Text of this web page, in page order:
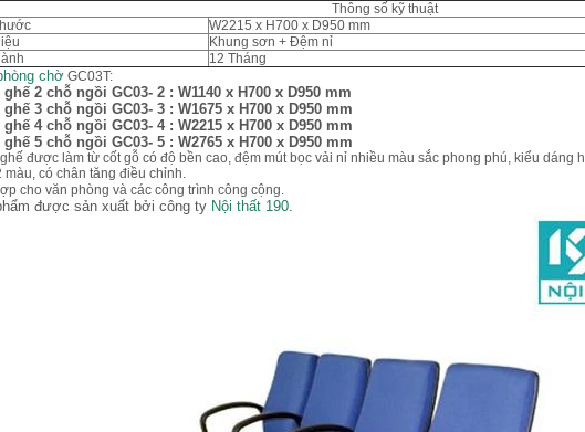
Thông số kỹ thuật
W2215 x H700 x D950 mm
Khung sơn + Đệm nỉ
12 Tháng
chờ GC03T:
ghế 2 chỗ ngồi GC03- 2 : W1140 x H700 x D950 mm
ghế 3 chỗ ngồi GC03- 3 : W1675 x H700 x D950 mm
ghế 4 chỗ ngồi GC03- 4 : W2215 x H700 x D950 mm
ghế 5 chỗ ngồi GC03- 5 : W2765 x H700 x D950 mm
được làm từ cốt gỗ có độ bền cao, đệm mút bọc vải nỉ nhiều màu sắc phong phú, kiểu dáng
màu, có chân tăng điều chỉnh.
cho văn phòng và các công trình công cộng.
được sản xuất bởi công ty Nội thất 190.